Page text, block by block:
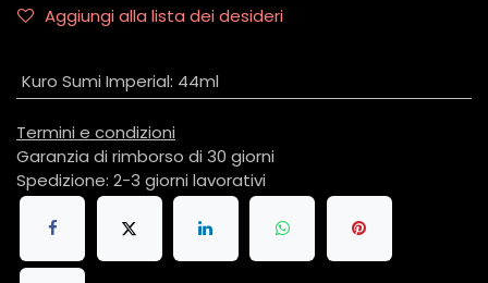
Aggiungi alla lista dei desideri
Kuro Sumi Imperial: 44ml
Termini e condizioni
Garanzia di rimborso di 30 giorni
Spedizione: 2-3 giorni lavorativi